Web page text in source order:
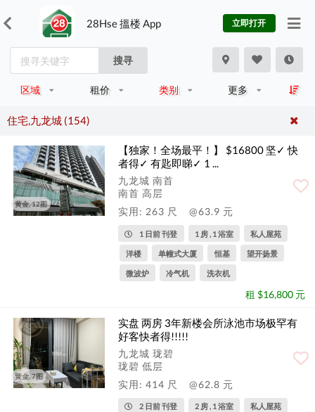
28Hse 搵楼 App 立即打开
搜寻
区域 租价 类别 更多
住宅,九龙城 (154)
黄金, 12图
【独家！全场最平！】 $16800 坚✓ 快
者得✓ 有匙即睇✓ 1 ...
九龙城 南首
南首 高层
实用: 263 尺
@63.9 元
1 日前 刊登 1 房 , 1 浴室 私人屋苑
洋楼 单幢式大厦 恒基 望开扬景
微波炉 冷气机 洗衣机
租 $16,800 元
黄金, 7图
实盘 两房 3年新楼会所泳池市场极罕有
好客快者得!!!!!
九龙城 珑碧
珑碧 低层
实用: 414 尺
@62.8 元
2 日前 刊登 2 房 , 1 浴室 私人屋苑